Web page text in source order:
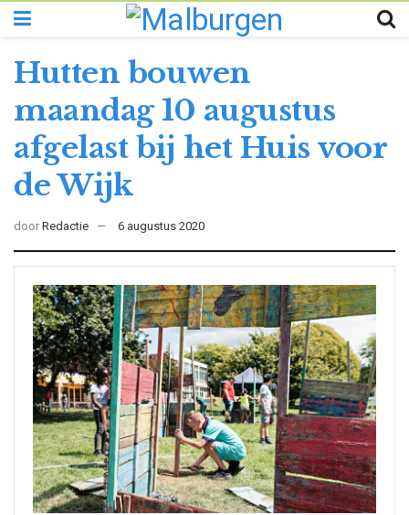
Hutten bouwen
maandag 10 augustus
afgelast bij het Huis voor
de Wijk
door Redactie 6 augustus 2020